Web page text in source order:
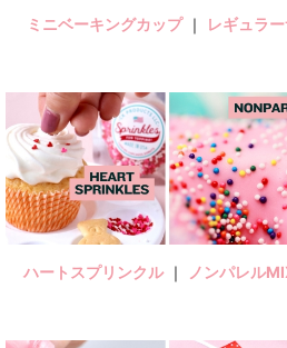
ミニベーキングカップ｜ レギュラ
ハートスプリンクル｜ ノンパレル